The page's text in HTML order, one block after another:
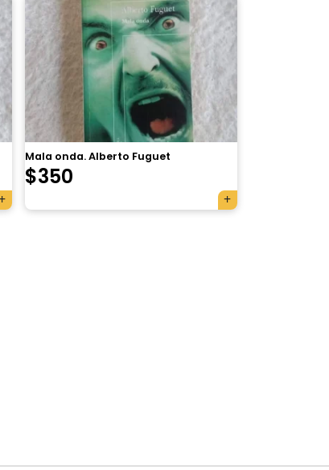
Mala onda. Alberto Fuguet
$350